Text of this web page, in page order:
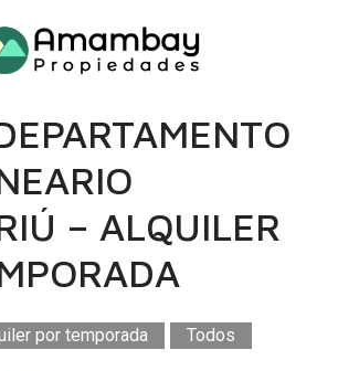
– ALQUILER
por temporada Todos